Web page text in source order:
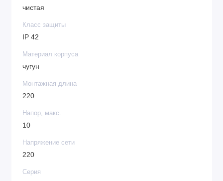
чистая
Класс защиты
IP 42
Материал корпуса
чугун
Монтажная длина
220
Напор, макс.
10
Напряжение сети
220
Серия